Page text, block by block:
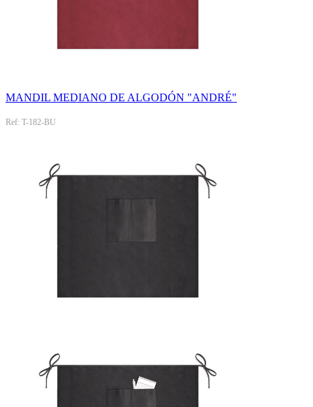
MANDIL MEDIANO DE ALGODÓN "ANDRÉ"
Ref: T-182-BU